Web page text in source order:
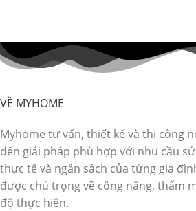
VỀ MYHOME
Myhome tư vấn, thiết kế và thi công
đến giải pháp phù hợp với nhu cầu
thực tế và ngân sách của từng gia
được chú trọng về công năng, thẩm
độ thực hiện.